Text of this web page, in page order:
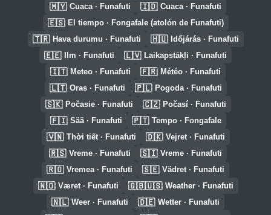
🇲🇾 Cuaca · Funafuti 🇮🇩 Cuaca · Funafuti
🇪🇸 El tiempo · Fongafale (atolón de Funafuti)
🇹🇷 Hava durumu · Funafuti 🇭🇺 Időjárás · Funafuti
🇪🇪 Ilm · Funafuti 🇱🇻 Laikapstākļi · Funafuti
🇮🇹 Meteo · Funafuti 🇫🇷 Météo · Funafuti
🇱🇹 Oras · Funafuti 🇵🇱 Pogoda · Funafuti
🇸🇰 Počasie · Funafuti 🇨🇿 Počasí · Funafuti
🇫🇮 Sää · Funafuti 🇵🇹 Tempo · Fongafale
🇻🇳 Thời tiết · Funafuti 🇩🇰 Vejret · Funafuti
🇷🇸 Vreme · Funafuti 🇸🇮 Vreme · Funafuti
🇷🇴 Vremea · Funafuti 🇸🇪 Vädret · Funafuti
🇳🇴 Været · Funafuti 🇬🇧🇺🇸 Weather · Funafuti
🇳🇱 Weer · Funafuti 🇩🇪 Wetter · Funafuti